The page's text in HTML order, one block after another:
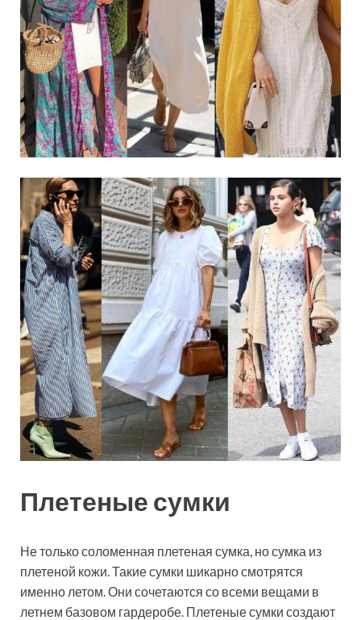
Плетеные сумки
Не только соломенная плетеная сумка, но сумка из
плетеной кожи. Такие сумки шикарно смотрятся
именно летом. Они сочетаются со всеми вещами в
летнем базовом гардеробе. Плетеные сумки создают